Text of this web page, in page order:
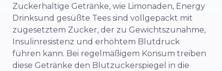
Zuckerhaltige Getränke, wie Limonaden, Energy
Drinksund gesüßte Tees sind vollgepackt mit
zugesetztem Zucker, der zu Gewichtszunahme,
Insulinresistenz und erhöhtem Blutdruck
führen kann. Bei regelmäßigem Konsum treiben
diese Getränke den Blutzuckerspiegel in die